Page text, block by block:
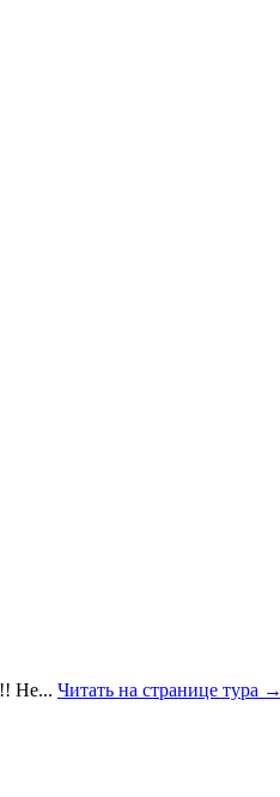
Не... Читать на странице тура →